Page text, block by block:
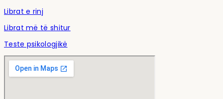
Librat e rinj
Librat më të shitur
Teste psikologjikë